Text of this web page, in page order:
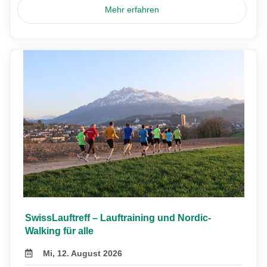
Mehr erfahren
SwissLauftreff – Lauftraining und Nordic-
Walking für alle
Mi, 12. August 2026